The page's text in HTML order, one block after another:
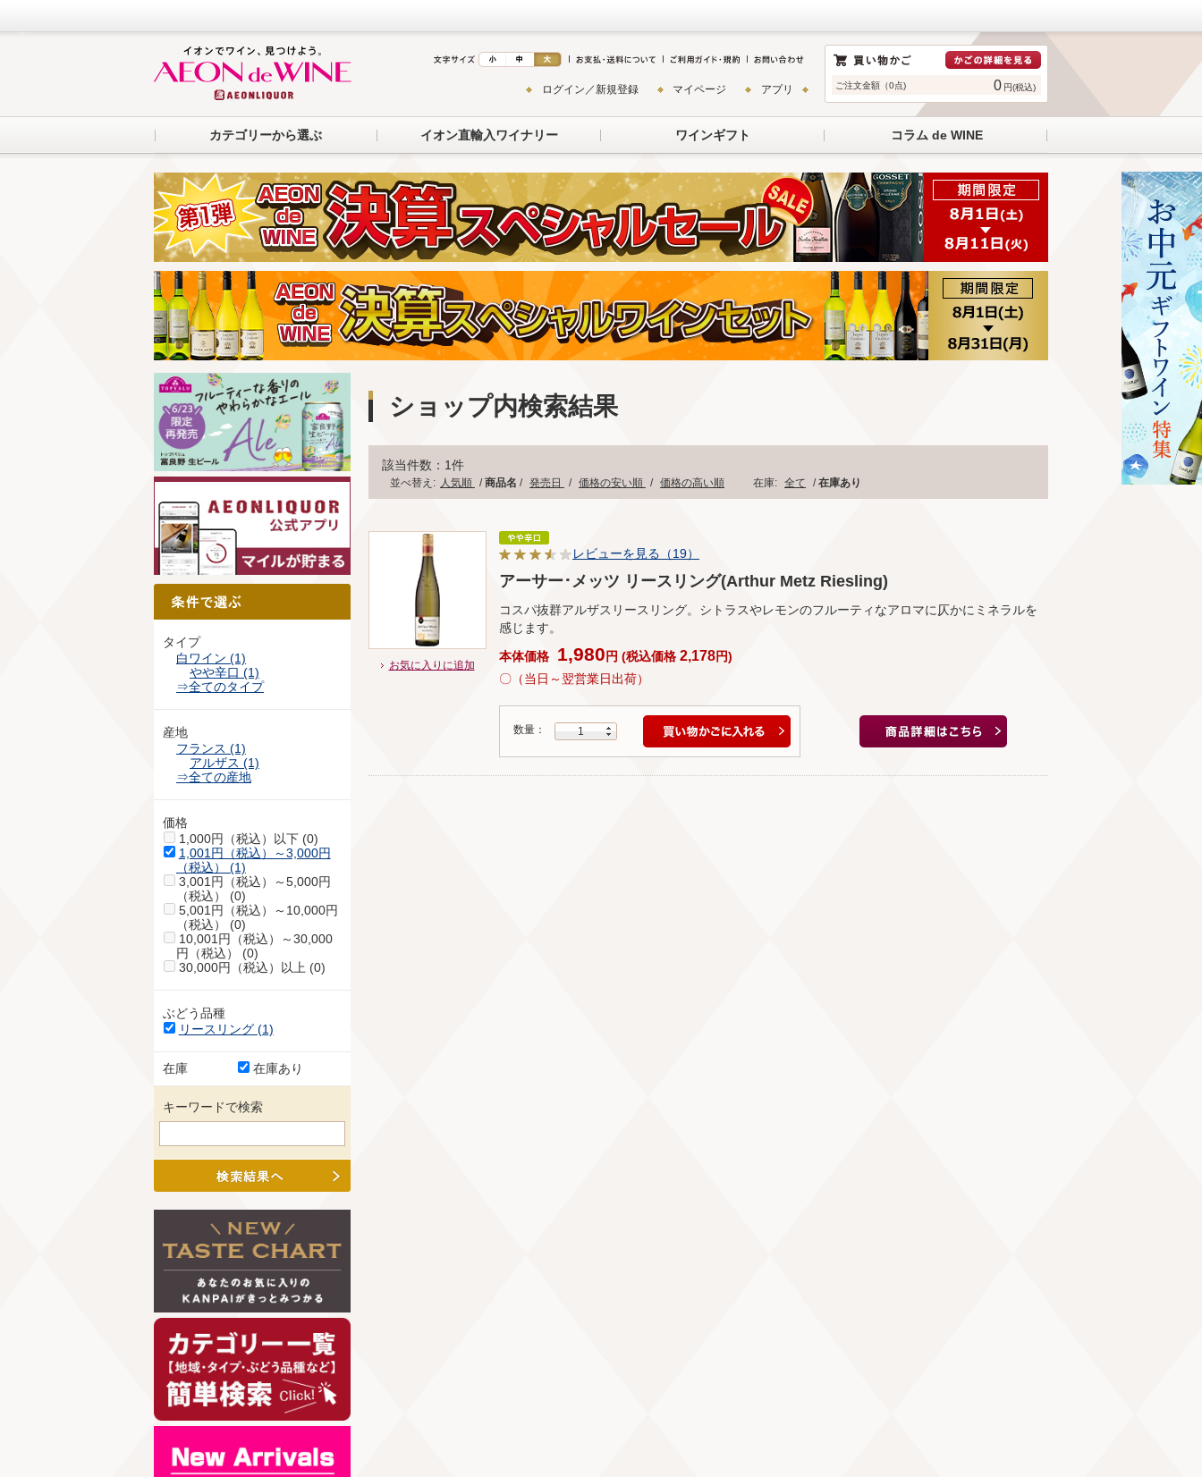
ご注文金額（0点) 0 円(税込)
ログイン／新規登録 マイページ アプリ
カテゴリーから選ぶ イオン直輸入ワイナリー ワインギフト コラム de WINE
ショップ内検索結果
該当件数：1件
並べ替え: 人気順 /商品名 / 発売日 / 価格の安い順 / 価格の高い順 在庫: 全て /在庫あり
お気に入りに追加
レビューを見る（19）
アーサー･メッツ リースリング(Arthur Metz Riesling)
コスパ抜群アルザスリースリング。シトラスやレモンのフルーティなアロマに仄かにミネラルを
感じます。
本体価格 1,980 円 (税込価格 2,178円)
〇（当日～翌営業日出荷）
数量： 1
タイプ
白ワイン (1)
やや辛口 (1)
⇒全てのタイプ
産地
フランス (1)
アルザス (1)
⇒全ての産地
価格
1,000円（税込）以下 (0)
1,001円（税込）～3,000円
（税込） (1)
3,001円（税込）～5,000円
（税込） (0)
5,001円（税込）～10,000円
（税込） (0)
10,001円（税込）～30,000
円（税込） (0)
30,000円（税込）以上 (0)
ぶどう品種
リースリング (1)
在庫 在庫あり
キーワードで検索